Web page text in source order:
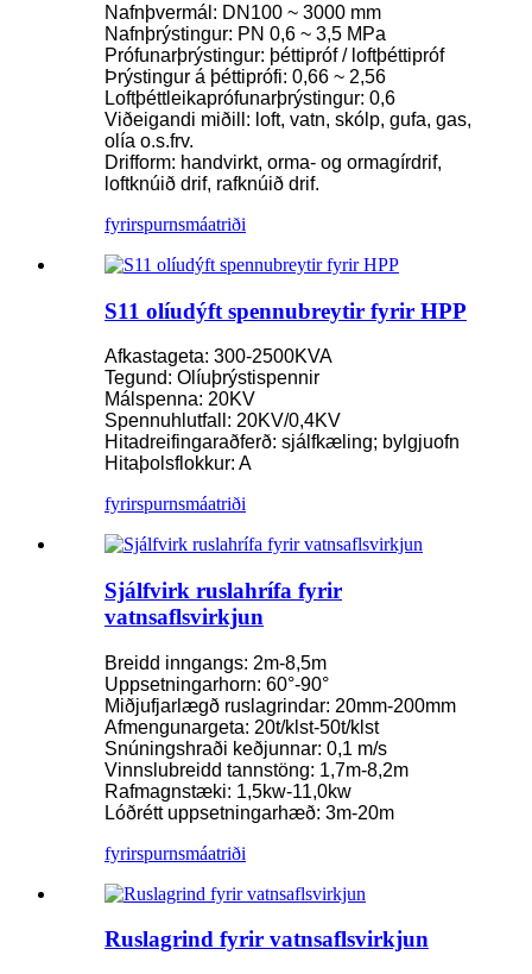
Nafnþvermál: DN100 ~ 3000 mm
Nafnþrýstingur: PN 0,6 ~ 3,5 MPa
Prófunarþrýstingur: þéttipróf / loftþéttipróf
Þrýstingur á þéttiprófi: 0,66 ~ 2,56
Loftþéttleikaprófunarþrýstingur: 0,6
Viðeigandi miðill: loft, vatn, skólp, gufa, gas,
olía o.s.frv.
Drifform: handvirkt, orma- og ormagírdrif,
loftknúið drif, rafknúið drif.
fyrirspurnsmáatriði
S11 olíudýft spennubreytir fyrir HPP
Afkastageta: 300-2500KVA
Tegund: Olíuþrýstispennir
Málspenna: 20KV
Spennuhlutfall: 20KV/0,4KV
Hitadreifingaraðferð: sjálfkæling; bylgjuofn
Hitaþolsflokkur: A
fyrirspurnsmáatriði
Sjálfvirk ruslahrífa fyrir
vatnsaflsvirkjun
Breidd inngangs: 2m-8,5m
Uppsetningarhorn: 60°-90°
Miðjufjarlægð ruslagrindar: 20mm-200mm
Afmengunargeta: 20t/klst-50t/klst
Snúningshraði keðjunnar: 0,1 m/s
Vinnslubreidd tannstöng: 1,7m-8,2m
Rafmagnstæki: 1,5kw-11,0kw
Lóðrétt uppsetningarhæð: 3m-20m
fyrirspurnsmáatriði
Ruslagrind fyrir vatnsaflsvirkjun